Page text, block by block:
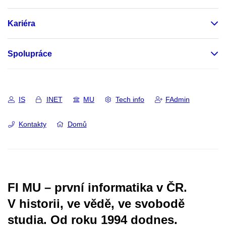
Kariéra
Spolupráce
IS INET MU Tech info FAdmin
Kontakty Domů
FI MU – první informatika v ČR.
V historii, ve vědě, ve svobodě
studia. Od roku 1994 dodnes.